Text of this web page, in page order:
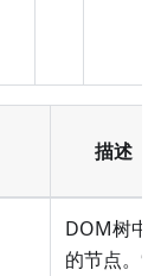
描述
DOM树中
的节点。索